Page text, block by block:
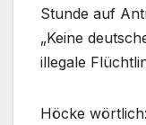
Stunde auf
„Keine
illegale
Höcke